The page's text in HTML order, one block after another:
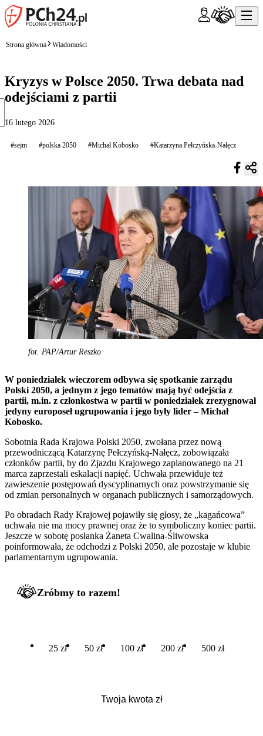
Strona główna Wiadomości
Kryzys w Polsce 2050. Trwa debata nad
odejściami z partii
16 lutego 2026
#sejm #polska 2050 #Michał Kobosko #Katarzyna Pełczyńska-Nałęcz
fot. PAP/Artur Reszko
W poniedziałek wieczorem odbywa się spotkanie zarządu
Polski 2050, a jednym z jego tematów mają być odejścia z
partii, m.in. z członkostwa w partii w poniedziałek zrezygnował
jedyny europoseł ugrupowania i jego były lider – Michał
Kobosko.
Sobotnia Rada Krajowa Polski 2050, zwołana przez nową
przewodniczącą Katarzynę Pełczyńską-Nałęcz, zobowiązała
członków partii, by do Zjazdu Krajowego zaplanowanego na 21
marca zaprzestali eskalacji napięć. Uchwała przewiduje też
zawieszenie postępowań dyscyplinarnych oraz powstrzymanie się
od zmian personalnych w organach publicznych i samorządowych.
Po obradach Rady Krajowej pojawiły się głosy, że „kagańcowa”
uchwała nie ma mocy prawnej oraz że to symboliczny koniec partii.
Jeszcze w sobotę posłanka Żaneta Cwalina-Śliwowska
poinformowała, że odchodzi z Polski 2050, ale pozostaje w klubie
parlamentarnym ugrupowania.
Zróbmy to razem!
25 zł 50 zł 100 zł 200 zł 500 zł